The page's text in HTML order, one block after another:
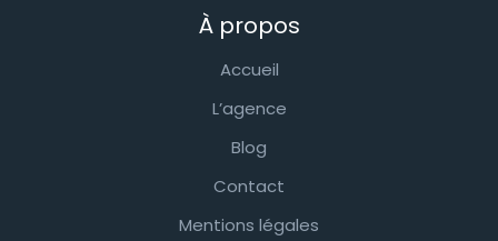
À propos
Accueil
L’agence
Blog
Contact
Mentions légales